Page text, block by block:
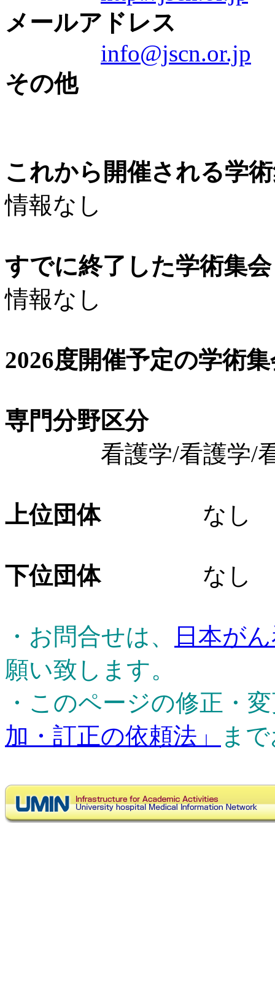
メールアドレス
info@jscn.or.jp
その他
これから開催される学
情報なし
すでに終了した学術集
情報なし
2026度開催予定の学術
専門分野区分
看護学/看護学/看
上位団体なし
下位団体なし
・お問合せは、
日本が
願い致します。
・このページの修正・
加・訂正の依頼法」
ま